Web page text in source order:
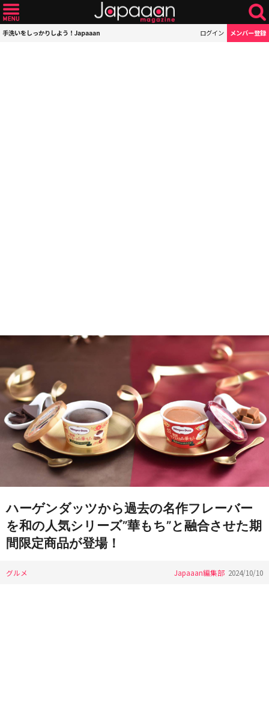
手洗いをしっかりしよう！Japaaan ログイン メンバー登録
ハーゲンダッツから過去の名作フレーバー
を和の人気シリーズ”華もち”と融合させた期
間限定商品が登場！
グルメ Japaaan編集部 2024/10/10